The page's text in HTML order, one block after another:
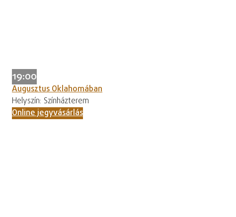
19:00
Augusztus Oklahomában
Helyszín: Színházterem
Online jegyvásárlás